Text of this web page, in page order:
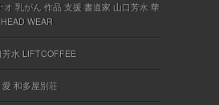
オ 乳がん 作品 支援 書道家 山口芳水 華
WEAR
水 LIFTCOFFEE
和多屋別荘